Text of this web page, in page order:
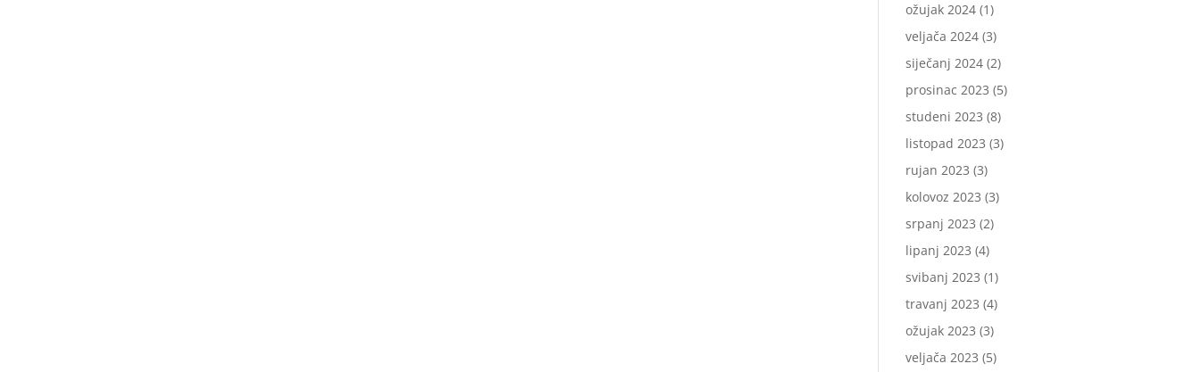
ožujak 2024 (1)
veljača 2024 (3)
siječanj 2024 (2)
prosinac 2023 (5)
studeni 2023 (8)
listopad 2023 (3)
rujan 2023 (3)
kolovoz 2023 (3)
srpanj 2023 (2)
lipanj 2023 (4)
svibanj 2023 (1)
travanj 2023 (4)
ožujak 2023 (3)
veljača 2023 (5)